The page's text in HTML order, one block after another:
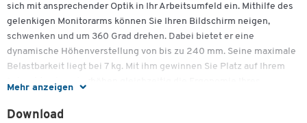
Mehr anzeigen
sich mit ansprechender Optik in Ihr Arbeitsumfeld ein. Mithilfe des
gelenkigen Monitorarms können Sie Ihren Bildschirm neigen,
schwenken und um 360 Grad drehen. Dabei bietet er eine
dynamische Höhenverstellung von bis zu 240 mm. Seine maximale
Belastbarkeit liegt bei 7 kg. Mit ihm gewinnen Sie Platz auf Ihrem
Schreibtisch und erhöhen gleichzeitig die Ergonomie Ihres
finden Sie ebenfalls in unserem Angebot.
Download